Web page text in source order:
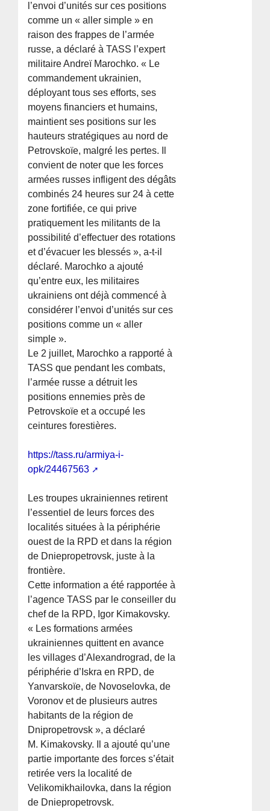
l’envoi d’unités sur ces positions
comme un « aller simple » en
raison des frappes de l’armée
russe, a déclaré à TASS l’expert
militaire Andreï Marochko. « Le
commandement ukrainien,
déployant tous ses efforts, ses
moyens financiers et humains,
maintient ses positions sur les
hauteurs stratégiques au nord de
Petrovskoïe, malgré les pertes. Il
convient de noter que les forces
armées russes infligent des dégâts
combinés 24 heures sur 24 à cette
zone fortifiée, ce qui prive
pratiquement les militants de la
possibilité d’effectuer des rotations
et d’évacuer les blessés », a-t-il
déclaré. Marochko a ajouté
qu’entre eux, les militaires
ukrainiens ont déjà commencé à
considérer l’envoi d’unités sur ces
positions comme un « aller
simple ».
Le 2 juillet, Marochko a rapporté à
TASS que pendant les combats,
l’armée russe a détruit les
positions ennemies près de
Petrovskoïe et a occupé les
ceintures forestières.
https://tass.ru/armiya-i-
opk/24467563
Les troupes ukrainiennes retirent
l’essentiel de leurs forces des
localités situées à la périphérie
ouest de la RPD et dans la région
de Dniepropetrovsk, juste à la
frontière.
Cette information a été rapportée à
l’agence TASS par le conseiller du
chef de la RPD, Igor Kimakovsky.
« Les formations armées
ukrainiennes quittent en avance
les villages d’Alexandrograd, de la
périphérie d’Iskra en RPD, de
Yanvarskoïe, de Novoselovka, de
Voronov et de plusieurs autres
habitants de la région de
Dnipropetrovsk », a déclaré
M. Kimakovsky. Il a ajouté qu’une
partie importante des forces s’était
retirée vers la localité de
Velikomikhailovka, dans la région
de Dniepropetrovsk.